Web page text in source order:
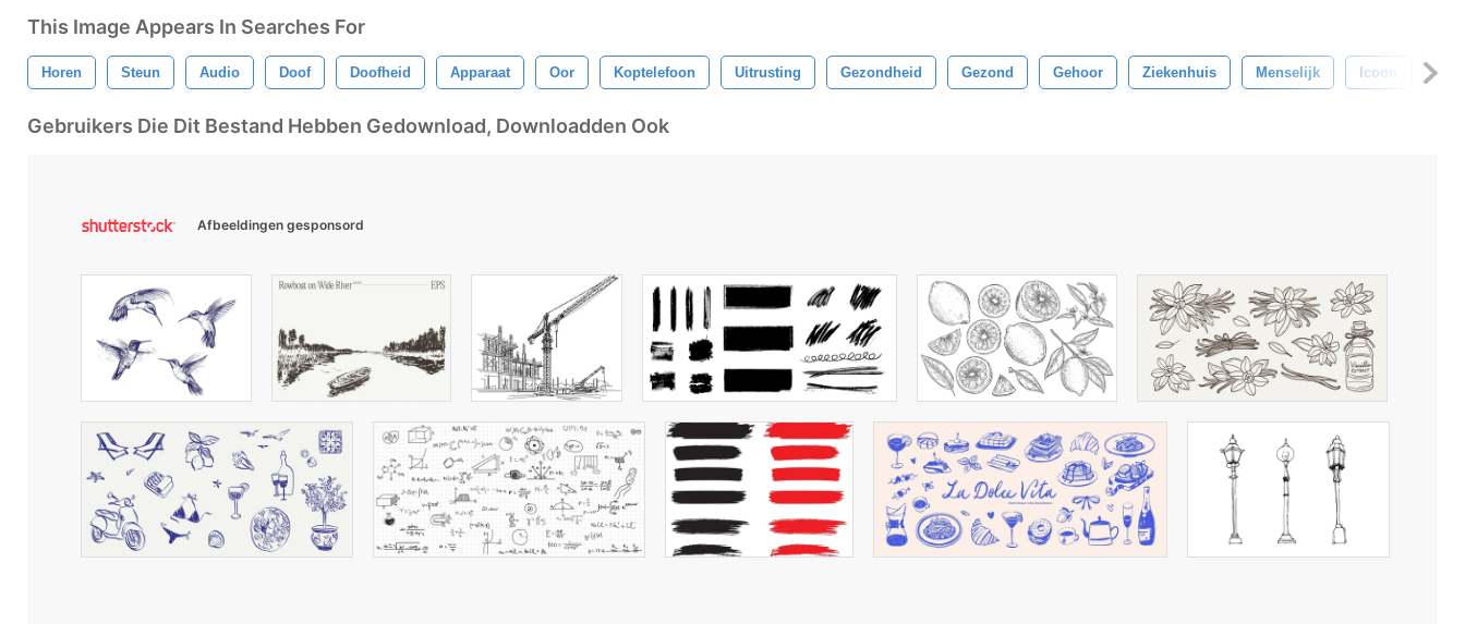
This Image Appears In Searches For
Horen Steun Audio Doof Doofheid Apparaat Oor Koptelefoon Uitrusting Gezondheid Gezond Gehoor Ziekenhuis Menselijk Icoon
Gebruikers Die Dit Bestand Hebben Gedownload, Downloadden Ook
Afbeeldingen gesponsord